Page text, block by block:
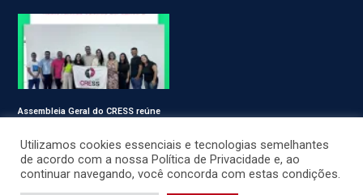
Assembleia Geral do CRESS reúne
© CRESS-SE 2022. Todos os Direitos Reservados.
Utilizamos cookies essenciais e tecnologias semelhantes
de acordo com a nossa Política de Privacidade e, ao
continuar navegando, você concorda com estas condições.